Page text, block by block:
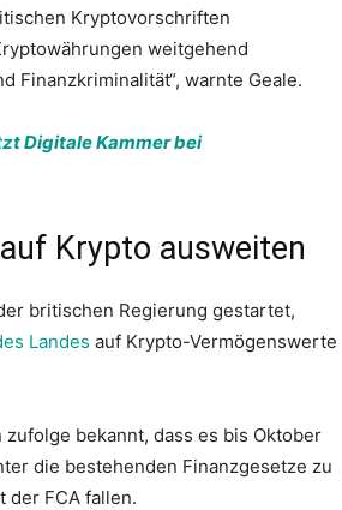
Kryptovorschriften
weitgehend
Finanzkriminalität“, warnte Geale.
Digitale Kammer bei
Krypto ausweiten
britischen Regierung gestartet,
Landes auf Krypto-Vermögenswerte
bekannt, dass es bis Oktober
die bestehenden Finanzgesetze zu
der FCA fallen.